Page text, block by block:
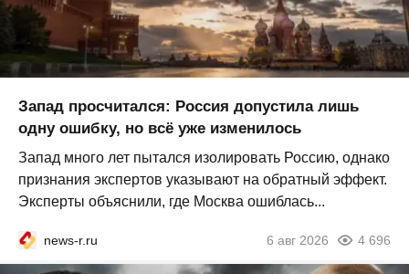
Запад просчитался: Россия допустила лишь
одну ошибку, но всё уже изменилось
Запад много лет пытался изолировать Россию, однако
признания экспертов указывают на обратный эффект.
Эксперты объяснили, где Москва ошиблась...
news-r.ru 6 авг 2026 4 696